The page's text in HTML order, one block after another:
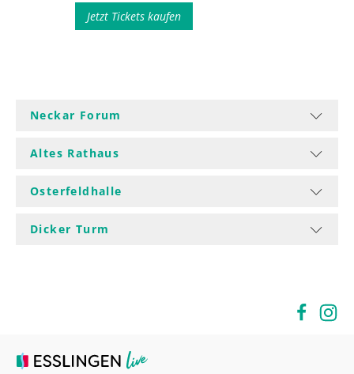
Jetzt Tickets kaufen
Neckar Forum
Altes Rathaus
Osterfeldhalle
Dicker Turm